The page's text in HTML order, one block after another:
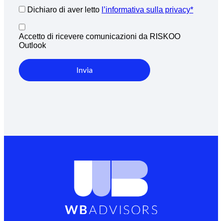
Dichiaro di aver letto l’informativa sulla privacy*
Accetto di ricevere comunicazioni da RISKOO
Outlook
Invia